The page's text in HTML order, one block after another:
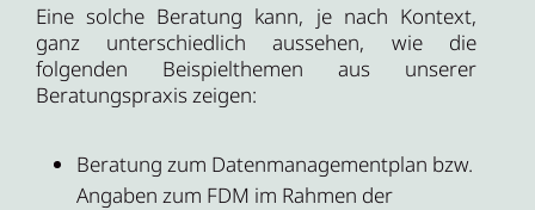
Eine solche Beratung kann, je nach Kontext,
ganz unterschiedlich aussehen, wie die
folgenden Beispielthemen aus unserer
Beratungspraxis zeigen:
Beratung zum Datenmanagementplan bzw.
Angaben zum FDM im Rahmen der